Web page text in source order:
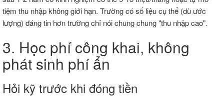
tiệm thu nhập không giới hạn. Trường có số liệu cụ thể (dù ước
lượng) đáng tin hơn trường chỉ nói chung chung "thu nhập cao".
3. Học phí công khai, không
phát sinh phí ẩn
Hỏi kỹ trước khi đóng tiền